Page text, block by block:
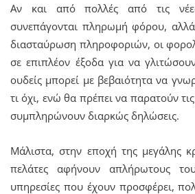
Αν και από πολλές από τις
συνεπάγονται πληρωμή φόρου,
διασταύρωση πληροφοριών, οι
σε επιπλέον έξοδα για να
ουδείς μπορεί με βεβαιότητα να
τι όχι, ενώ θα πρέπει να παρατούν
συμπληρώνουν διαρκώς δηλώσεις.
Μάλιστα, στην εποχή της μεγάλης
πελάτες αφήνουν απλήρωτους
υπηρεσίες που έχουν προσφέρει,